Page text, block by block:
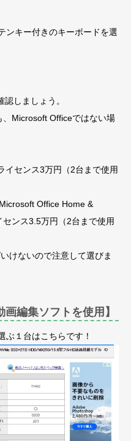
ンキー付きのキーボードを選
しましょう。
Microsoft Officeではない場
イセンス3万円（2台まで使用
Office Home &
ンス3.5万円（2台まで使用
けないので注意して選びま
編集ソフトを使用】
ぶ１台はこちらです！